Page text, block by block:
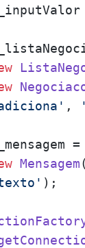
_inputValor
,
_mensagem =
Mensagem
);